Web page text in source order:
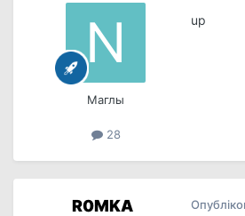
Маглы
28
up
R0MKA